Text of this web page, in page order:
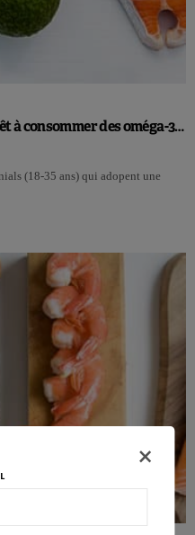
à consommer des oméga-3…
(18-35 ans) qui adopent une
×